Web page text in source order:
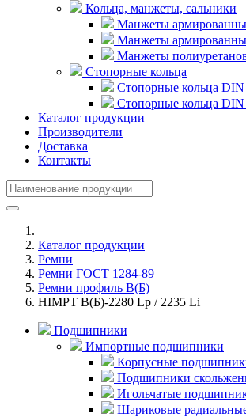
Кольца, манжеты, сальники
Манжеты
Манжеты
Манжеты
Стопорные кольца
Стопорные кольца DIN
Стопорные кольца DIN
Каталог продукции
Производители
Доставка
Контакты
Каталог продукции
Ремни
Ремни ГОСТ 1284-89
Ремни профиль В(Б)
HIMPT В(Б)-2280 Lp / 2235 Li
Подшипники
Импортные подшипники
Корпусные
Подшипники
Игольчатые
Шариковые